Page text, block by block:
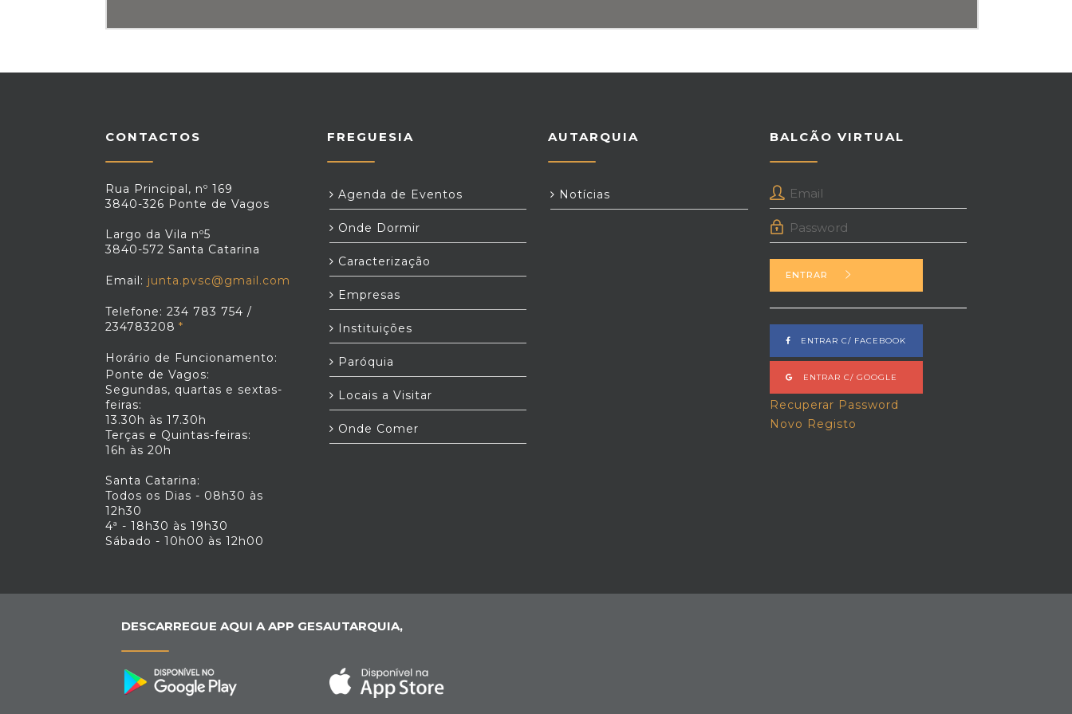
CONTACTOS
Rua Principal, nº 169
3840-326 Ponte de Vagos
Largo da Vila nº5
3840-572 Santa Catarina
Email: junta.pvsc@gmail.com
Telefone: 234 783 754 /
234783208
Horário de Funcionamento:
Ponte de Vagos:
Segundas, quartas e sextas-
feiras:
13.30h às 17.30h
Terças e Quintas-feiras:
16h às 20h
Santa Catarina:
Todos os Dias - 08h30 às
12h30
4ª - 18h30 às 19h30
Sábado - 10h00 às 12h00
FREGUESIA
Agenda de Eventos
Onde Dormir
Caracterização
Empresas
Instituições
Paróquia
Locais a Visitar
Onde Comer
AUTARQUIA
Notícias
BALCÃO VIRTUAL
ENTRAR
ENTRAR C/ FACEBOOK
ENTRAR C/ GOOGLE
Recuperar Password
Novo Registo
DESCARREGUE AQUI A APP GESAUTARQUIA,